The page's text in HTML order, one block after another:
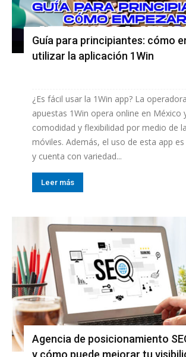
Guía para principiantes: cómo
utilizar la aplicación 1Win
¿Es fácil usar la 1Win app? La
apuestas 1Win opera online en México
comodidad y flexibilidad por medio de
móviles. Además, el uso de esta app
y cuenta con variedad...
Leer más
Agencia de posicionamiento
y cómo puede mejorar tu